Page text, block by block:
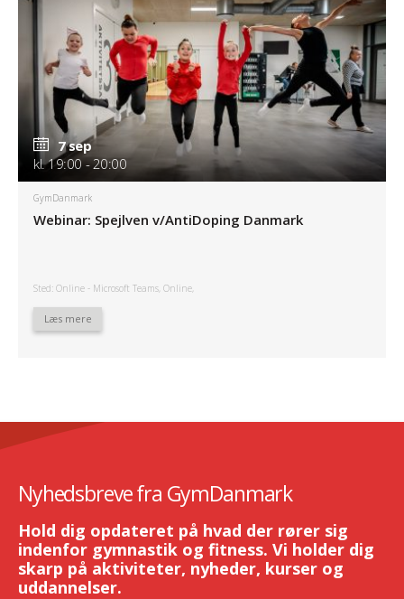
7 sep
kl. 19:00 - 20:00
GymDanmark
Webinar: Spejlven v/AntiDoping Danmark
Sted: Online - Microsoft Teams, Online,
Læs mere
Nyhedsbreve fra GymDanmark
Hold dig opdateret på hvad der rører sig
indenfor gymnastik og fitness. Vi holder dig
skarp på aktiviteter, nyheder, kurser og
uddannelser.